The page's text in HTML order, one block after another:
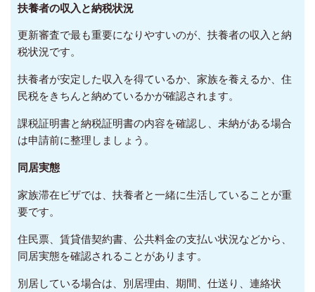
扶養者の収入と納税状況
更新審査で最も重要になりやすいのが、扶養者の収入と納
税状況です。
扶養者が安定した収入を得ているか、家族を養えるか、住
民税をきちんと納めているかが確認されます。
課税証明書と納税証明書の内容を確認し、未納がある場合
は申請前に整理しましょう。
同居実態
家族滞在ビザでは、扶養者と一緒に生活していることが重
要です。
住民票、賃貸借契約書、公共料金の支払い状況などから、
同居実態を確認されることがあります。
別居している場合は、別居理由、期間、仕送り、連絡状